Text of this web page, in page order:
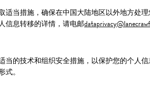
适当措施，确保在中国大陆地区以外地方处
信息转移的详情，请电邮
的技术和组织安全措施，以保护您的个人
。